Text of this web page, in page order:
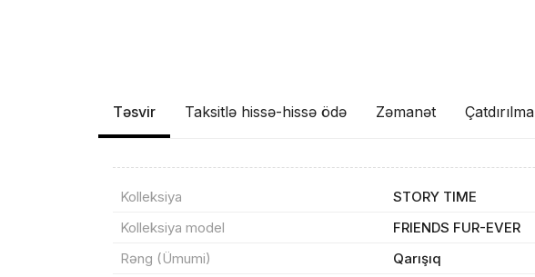
Təsvir Taksitlə hissə-hissə ödə Zəmanət Çatdırılma
Kolleksiya
STORY TIME
Kolleksiya model
FRIENDS FUR-EVER
Rəng (Ümumi)
Qarışıq